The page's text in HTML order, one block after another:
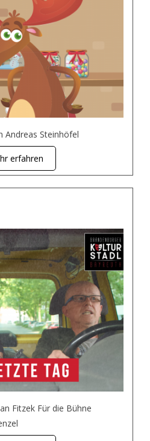
Andreas Steinhöfel
erfahren
Fitzek Für die Bühne